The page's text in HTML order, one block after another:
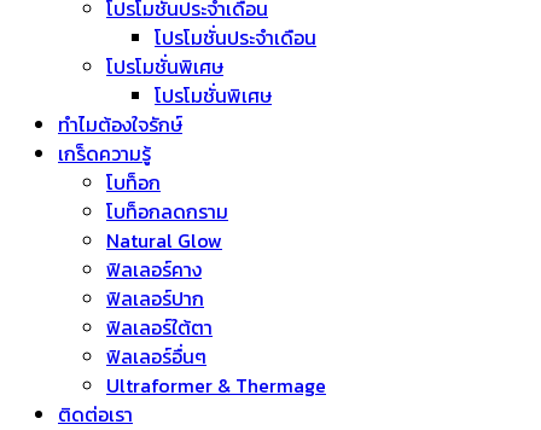
โปรโมชั่นประจำเดือน
โปรโมชั่นประจำเดือน
โปรโมชั่นพิเศษ
โปรโมชั่นพิเศษ
ทำไมต้องใจรักษ์
เกร็ดความรู้
โบท็อก
โบท็อกลดกราม
Natural Glow
ฟิลเลอร์คาง
ฟิลเลอร์ปาก
ฟิลเลอร์ใต้ตา
ฟิลเลอร์อื่นๆ
Ultraformer & Thermage
ติดต่อเรา